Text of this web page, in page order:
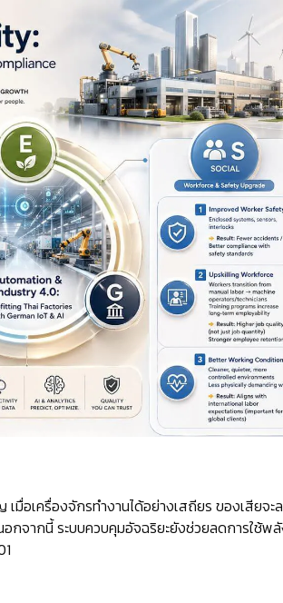
มื่อเครื่องจักรทำงานได้อย่างเสถียร ของเสีย
จากนี้ ระบบควบคุมอัจฉริยะยังช่วยลดการใช้พ